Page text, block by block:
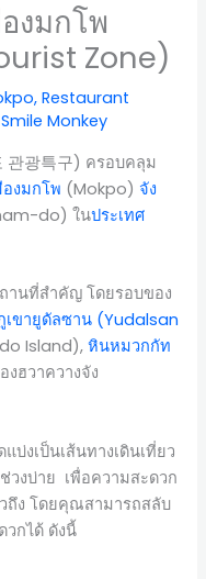
งมกโพ
Zone)
,Restaurant
Smile Monkey
광특구) ครอบคลุม
องมกโพ (Mokpo) จัง
do) ในประเทศ
านที่สำคัญ โดยรอบของ
เขายูดัลซาน (Yudalsan
Island),หินหมวกกัท
ฮวาควางจัง
งเป็นเส้นทางเดินเที่ยว
วงบ่าย เพื่อความสะดวก
ถึง โดยคุณสามารถสลับ
วกได้ ดังนี้